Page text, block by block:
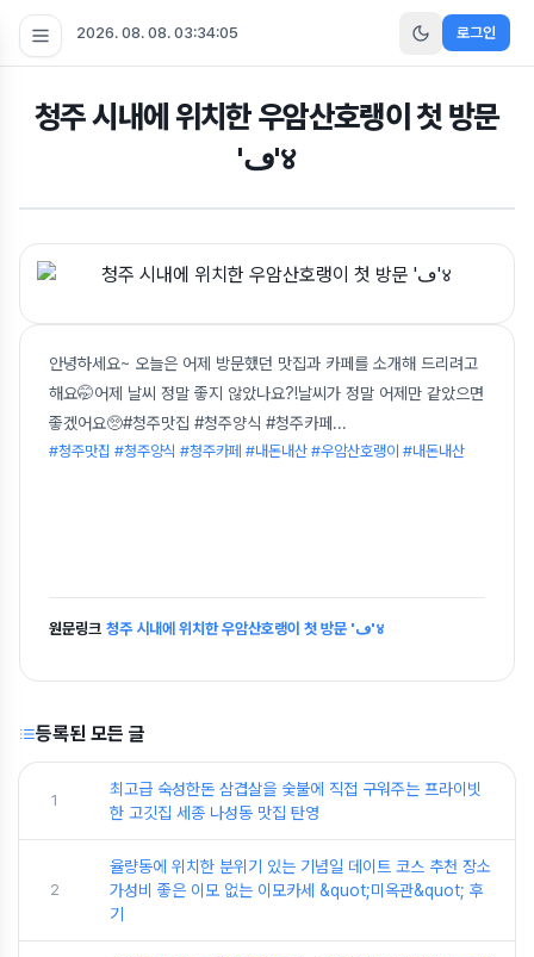
2026. 08. 08. 03:34:05 로그인
청주 시내에 위치한 우암산호랭이 첫 방문
'ڡ'४
안녕하세요~ 오늘은 어제 방문했던 맛집과 카페를 소개해 드리려고
해요🤭어제 날씨 정말 좋지 않았나요?!날씨가 정말 어제만 같았으면
좋겠어요🥺#청주맛집 #청주양식 #청주카페 ...
#청주맛집 #청주양식 #청주카페 #내돈내산 #우암산호랭이 #내돈내산
원문링크 청주 시내에 위치한 우암산호랭이 첫 방문 'ڡ'४
등록된 모든 글
1
최고급 숙성한돈 삼겹살을 숯불에 직접 구워주는 프라이빗
한 고깃집 세종 나성동 맛집 탄영
2
율량동에 위치한 분위기 있는 기념일 데이트 코스 추천 장소
가성비 좋은 이모 없는 이모카세 &quot;미옥관&quot; 후
기